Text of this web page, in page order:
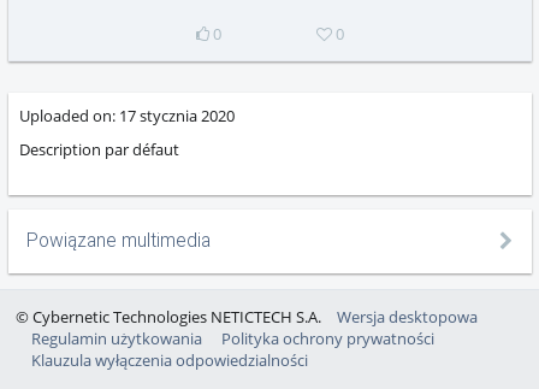
0 0
Uploaded on: 17 stycznia 2020
Description par défaut
Powiązane multimedia
© Cybernetic Technologies NETICTECH S.A.
Wersja desktopowa
Regulamin użytkowania
Polityka ochrony prywatności
Klauzula wyłączenia odpowiedzialności